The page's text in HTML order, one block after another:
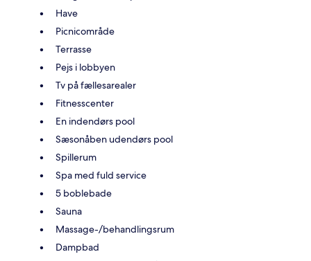
Have
Picnicområde
Terrasse
Pejs i lobbyen
Tv på fællesarealer
Fitnesscenter
En indendørs pool
Sæsonåben udendørs pool
Spillerum
Spa med fuld service
5 boblebade
Sauna
Massage-/behandlingsrum
Dampbad